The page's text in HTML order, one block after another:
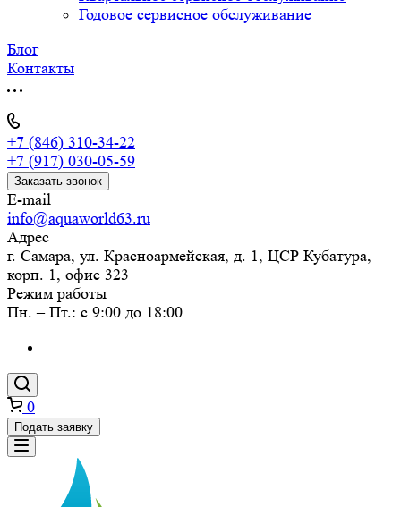
Годовое сервисное обслуживание
Блог
Контакты
+7 (846) 310-34-22
+7 (917) 030-05-59
Заказать звонок
E-mail
info@aquaworld63.ru
Адрес
г. Самара, ул. Красноармейская, д. 1, ЦСР Кубатура,
корп. 1, офис 323
Режим работы
Пн. – Пт.: с 9:00 до 18:00
0
Подать заявку